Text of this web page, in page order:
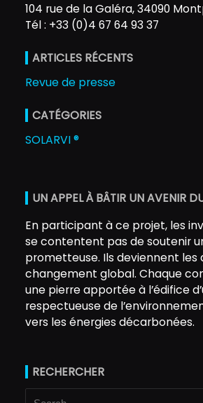
104 rue de la Galéra, 34090
Tél : +33 (0)4 67 64 93 37
ARTICLES RÉCENTS
Revue de presse
CATÉGORIES
SOLARVI ®
UN APPEL À BÂTIR UN AVENIR
En participant à ce projet, les
se contentent pas de soutenir
prometteuse. Ils deviennent les
changement global. Chaque
une pierre apportée à l’édifice
respectueuse de
vers les énergies décarbonées.
RECHERCHER
Search